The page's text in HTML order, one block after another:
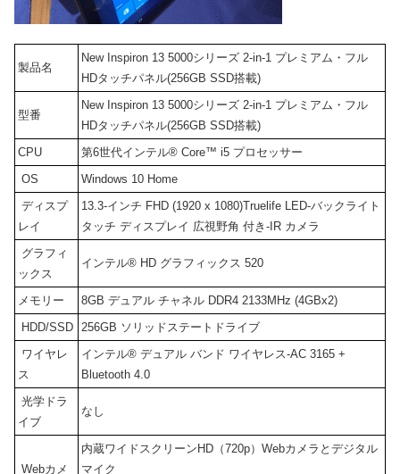
製品名
New Inspiron 13 5000シリーズ 2-in-1 プレミアム・フル
HDタッチパネル(256GB SSD搭載)
型番
New Inspiron 13 5000シリーズ 2-in-1 プレミアム・フル
HDタッチパネル(256GB SSD搭載)
CPU
第6世代インテル® Core™ i5 プロセッサー
OS
Windows 10 Home
ディスプ
レイ
13.3-インチ FHD (1920 x 1080)Truelife LED-バックライト
タッチ ディスプレイ 広視野角 付き-IR カメラ
グラフィ
ックス
インテル® HD グラフィックス 520
メモリー
8GB デュアル チャネル DDR4 2133MHz (4GBx2)
HDD/SSD 256GB ソリッドステートドライブ
ワイヤレ
ス
インテル® デュアル バンド ワイヤレス-AC 3165 +
Bluetooth 4.0
光学ドラ
イブ
なし
Webカメ
内蔵ワイドスクリーンHD（720p）Webカメラとデジタル
マイク